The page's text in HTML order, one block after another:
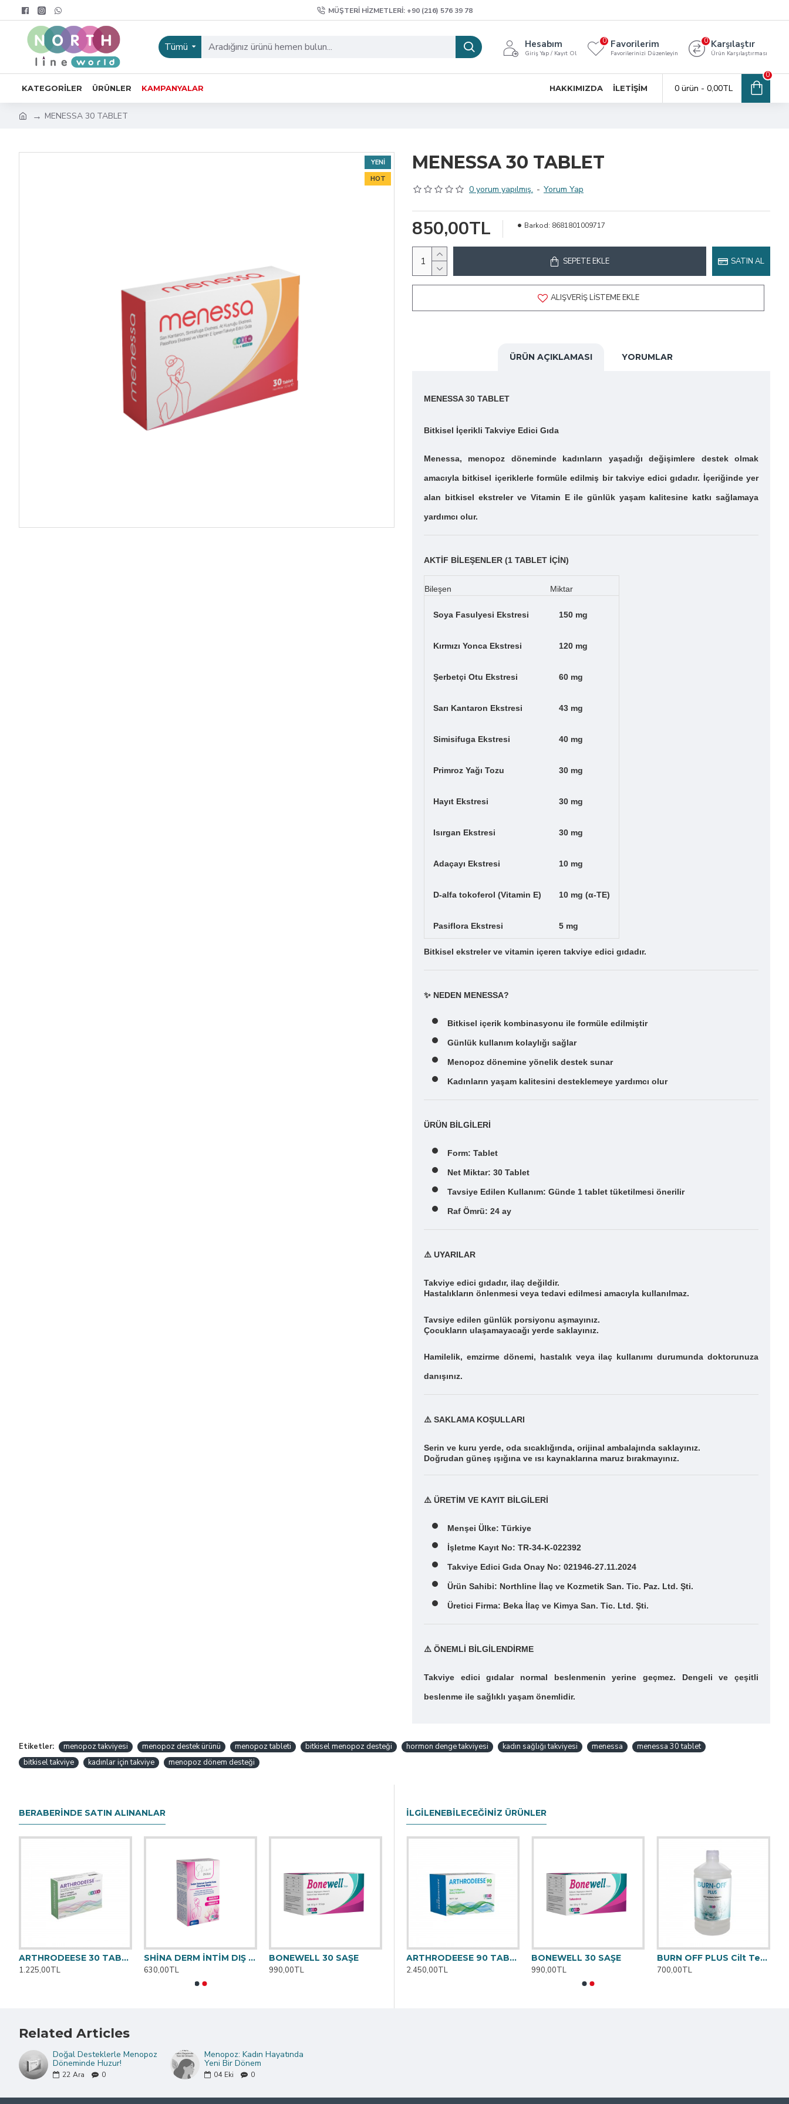
MÜŞTERI HIZMETLERI: +90 (216) 576 39 78
Tümü Hesabım
Giriş Yap / Kayıt Ol
Favorilerim
Favorilerinizi Düzenleyin
0 Karşılaştır
Ürün Karşılaştırması
0
KATEGORILER ÜRÜNLER KAMPANYALAR HAKKIMIZDA İLETIŞIM 0 ürün - 0,00TL
0
MENESSA 30 TABLET
YENI
HOT
MENESSA 30 TABLET
0 yorum yapılmış. - Yorum Yap
850,00TL Barkod: 8681801009717
SEPETE EKLE SATIN AL
ALIŞVERIŞ LISTEME EKLE
ÜRÜN AÇIKLAMASI YORUMLAR
MENESSA 30 TABLET
Bitkisel İçerikli Takviye Edici Gıda
Menessa, menopoz döneminde kadınların yaşadığı değişimlere destek olmak
amacıyla bitkisel içeriklerle formüle edilmiş bir takviye edici gıdadır. İçeriğinde yer
alan bitkisel ekstreler ve Vitamin E ile günlük yaşam kalitesine katkı sağlamaya
yardımcı olur.
AKTİF BİLEŞENLER (1 TABLET İÇİN)
Bileşen Miktar
Soya Fasulyesi Ekstresi 150 mg
Kırmızı Yonca Ekstresi 120 mg
Şerbetçi Otu Ekstresi 60 mg
Sarı Kantaron Ekstresi 43 mg
Simisifuga Ekstresi 40 mg
Primroz Yağı Tozu 30 mg
Hayıt Ekstresi 30 mg
Isırgan Ekstresi 30 mg
Adaçayı Ekstresi 10 mg
D-alfa tokoferol (Vitamin E) 10 mg (α-TE)
Pasiflora Ekstresi 5 mg
Bitkisel ekstreler ve vitamin içeren takviye edici gıdadır.
✨ NEDEN MENESSA?
Bitkisel içerik kombinasyonu ile formüle edilmiştir
Günlük kullanım kolaylığı sağlar
Menopoz dönemine yönelik destek sunar
Kadınların yaşam kalitesini desteklemeye yardımcı olur
ÜRÜN BİLGİLERİ
Form: Tablet
Net Miktar: 30 Tablet
Tavsiye Edilen Kullanım: Günde 1 tablet tüketilmesi önerilir
Raf Ömrü: 24 ay
⚠️ UYARILAR
Takviye edici gıdadır, ilaç değildir.
Hastalıkların önlenmesi veya tedavi edilmesi amacıyla kullanılmaz.
Tavsiye edilen günlük porsiyonu aşmayınız.
Çocukların ulaşamayacağı yerde saklayınız.
Hamilelik, emzirme dönemi, hastalık veya ilaç kullanımı durumunda doktorunuza
danışınız.
⚠️ SAKLAMA KOŞULLARI
Serin ve kuru yerde, oda sıcaklığında, orijinal ambalajında saklayınız.
Doğrudan güneş ışığına ve ısı kaynaklarına maruz bırakmayınız.
⚠️ ÜRETİM VE KAYIT BİLGİLERİ
Menşei Ülke: Türkiye
İşletme Kayıt No: TR-34-K-022392
Takviye Edici Gıda Onay No: 021946-27.11.2024
Ürün Sahibi: Northline İlaç ve Kozmetik San. Tic. Paz. Ltd. Şti.
Üretici Firma: Beka İlaç ve Kimya San. Tic. Ltd. Şti.
⚠️ ÖNEMLİ BİLGİLENDİRME
Takviye edici gıdalar normal beslenmenin yerine geçmez. Dengeli ve çeşitli
beslenme ile sağlıklı yaşam önemlidir.
Etiketler: menopoz takviyesi menopoz destek ürünü menopoz tableti bitkisel menopoz desteği hormon denge takviyesi kadın sağlığı takviyesi menessa
menessa 30 tablet
bitkisel takviye
kadınlar için takviye menopoz dönem desteği
BERABERINDE SATIN ALINANLAR
ARTHRODEESE 30 TABLET
1.225,00TL
SHİNA DERM İNTİM DIŞ GENİTAL BÖLGE TEMİZLEME MENDİLİ 20 Adet
630,00TL
BONEWELL 30 SAŞE
990,00TL
İLGILENEBILECEĞINIZ ÜRÜNLER
1.225,00TL
1.830,00TL
ARTHRODEESE 90 TABLET
2.450,00TL
BONEWELL 30 SAŞE
990,00TL
BURN OFF PLUS Cilt Temizleme Solüsyonu 1000 ML
700,00TL
Related Articles
Doğal Desteklerle Menopoz
Döneminde Huzur!
22 Ara 0
Menopoz: Kadın Hayatında
Yeni Bir Dönem
04 Eki 0